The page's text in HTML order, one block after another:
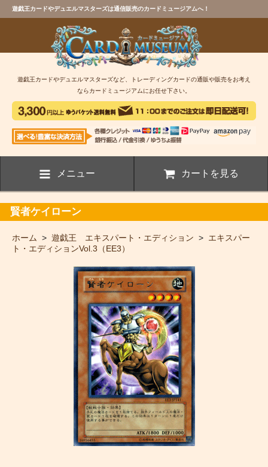
遊戯王カードやデュエルマスターズは通信販売のカードミュージアムへ！
遊戯王カードやデュエルマスターズなど、トレーディングカードの通販や販売をお考え
ならカードミュージアムにお任せ下さい。
メニュー カートを見る
賢者ケイローン
ホーム > 遊戯王 エキスパート・エディション > エキスパー
ト・エディションVol.3（EE3）